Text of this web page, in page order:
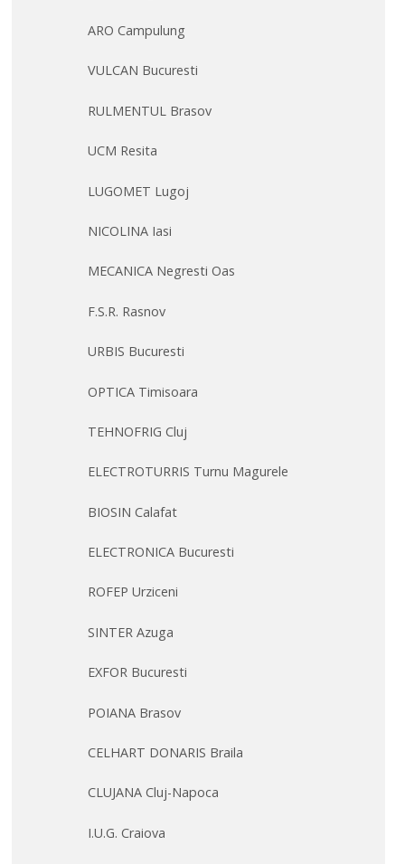
ARO Campulung
VULCAN Bucuresti
RULMENTUL Brasov
UCM Resita
LUGOMET Lugoj
NICOLINA Iasi
MECANICA Negresti Oas
F.S.R. Rasnov
URBIS Bucuresti
OPTICA Timisoara
TEHNOFRIG Cluj
ELECTROTURRIS Turnu Magurele
BIOSIN Calafat
ELECTRONICA Bucuresti
ROFEP Urziceni
SINTER Azuga
EXFOR Bucuresti
POIANA Brasov
CELHART DONARIS Braila
CLUJANA Cluj-Napoca
I.U.G. Craiova